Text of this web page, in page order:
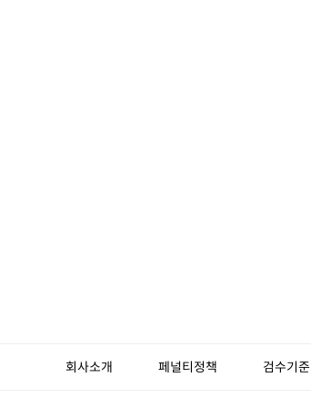
회사소개 페널티정책 검수기준